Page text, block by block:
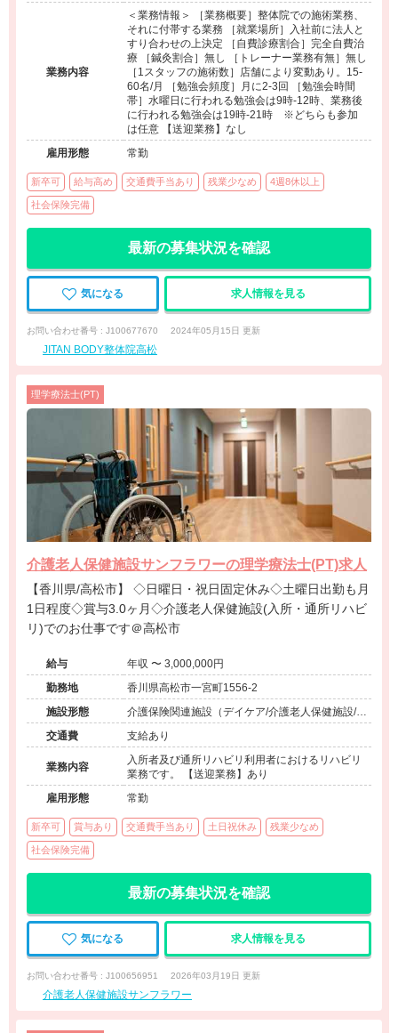
業務内容
＜業務情報＞ ［業務概要］整体院での施術業務、
それに付帯する業務 ［就業場所］入社前に法人と
すり合わせの上決定 ［自費診療割合］完全自費治
療 ［鍼灸割合］無し ［トレーナー業務有無］無し
［1スタッフの施術数］店舗により変動あり。15-
60名/月 ［勉強会頻度］月に2-3回 ［勉強会時間
帯］水曜日に行われる勉強会は9時-12時、業務後
に行われる勉強会は19時-21時 ※どちらも参加
は任意 【送迎業務】なし
雇用形態
常勤
新卒可 給与高め 交通費手当あり 残業少なめ 4週8休以上
社会保険完備
最新の募集状況を確認
気になる 求人情報を見る
お問い合わせ番号 : J100677670 2024年05月15日 更新
JITAN BODY整体院高松
理学療法士(PT)
介護老人保健施設サンフラワーの理学療法士(PT)求人
【香川県/高松市】 ◇日曜日・祝日固定休み◇土曜日出勤も月
1日程度◇賞与3.0ヶ月◇介護老人保健施設(入所・通所リハビ
リ)でのお仕事です＠高松市
給与
年収 〜 3,000,000円
勤務地
香川県高松市一宮町1556-2
施設形態
介護保険関連施設（デイケア/介護老人保健施設/訪
問看護・リハ）
交通費 支給あり
業務内容
入所者及び通所リハビリ利用者におけるリハビリ
業務です。 【送迎業務】あり
雇用形態
常勤
新卒可 賞与あり 交通費手当あり 土日祝休み 残業少なめ
社会保険完備
最新の募集状況を確認
気になる 求人情報を見る
お問い合わせ番号 : J100656951 2026年03月19日 更新
介護老人保健施設サンフラワー